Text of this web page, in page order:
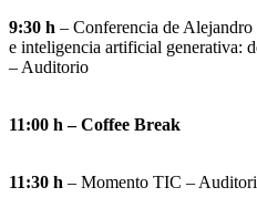
9:30 h – Conferencia de
e inteligencia artificial generativa:
– Auditorio
11:00 h – Coffee Break
11:30 h – Momento TIC –